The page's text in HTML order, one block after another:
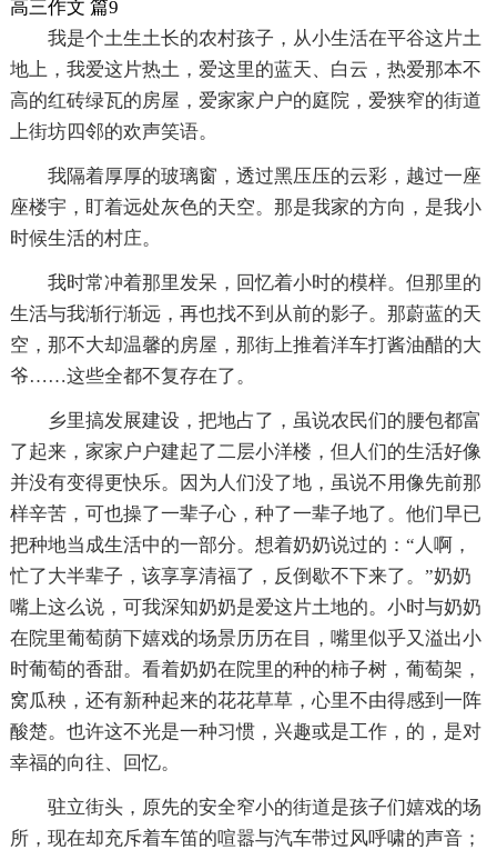
高三作文 篇9
我是个土生土长的农村孩子，从小生活在平谷这片土
地上，我爱这片热土，爱这里的蓝天、白云，热爱那本不
高的红砖绿瓦的房屋，爱家家户户的庭院，爱狭窄的街道
上街坊四邻的欢声笑语。
我隔着厚厚的玻璃窗，透过黑压压的云彩，越过一座
座楼宇，盯着远处灰色的天空。那是我家的方向，是我小
时候生活的村庄。
我时常冲着那里发呆，回忆着小时的模样。但那里的
生活与我渐行渐远，再也找不到从前的影子。那蔚蓝的天
空，那不大却温馨的房屋，那街上推着洋车打酱油醋的大
爷……这些全都不复存在了。
乡里搞发展建设，把地占了，虽说农民们的腰包都富
了起来，家家户户建起了二层小洋楼，但人们的生活好像
并没有变得更快乐。因为人们没了地，虽说不用像先前那
样辛苦，可也操了一辈子心，种了一辈子地了。他们早已
把种地当成生活中的一部分。想着奶奶说过的：“人啊，
忙了大半辈子，该享享清福了，反倒歇不下来了。”奶奶
嘴上这么说，可我深知奶奶是爱这片土地的。小时与奶奶
在院里葡萄荫下嬉戏的场景历历在目，嘴里似乎又溢出小
时葡萄的香甜。看着奶奶在院里的种的柿子树，葡萄架，
窝瓜秧，还有新种起来的花花草草，心里不由得感到一阵
酸楚。也许这不光是一种习惯，兴趣或是工作，的，是对
幸福的向往、回忆。
驻立街头，原先的安全窄小的街道是孩子们嬉戏的场
所，现在却充斥着车笛的喧嚣与汽车带过风呼啸的声音；